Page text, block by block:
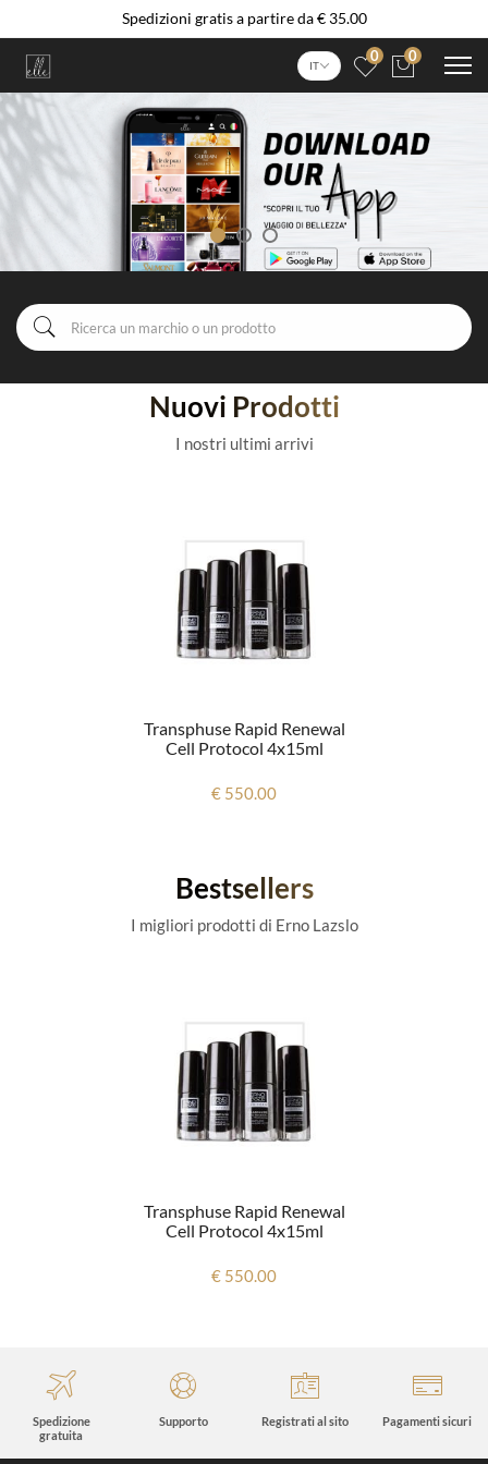
Spedizioni gratis a partire da € 35.00
IT
0 0
Nuovi Prodotti
I nostri ultimi arrivi
Transphuse Rapid Renewal
Cell Protocol 4x15ml
€ 550.00
Bestsellers
I migliori prodotti di Erno Lazslo
Transphuse Rapid Renewal
Cell Protocol 4x15ml
€ 550.00
Spedizione
gratuita
Supporto Registrati al sito Pagamenti sicuri